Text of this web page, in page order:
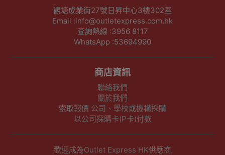
觀塘成業街27號日昇中心3樓302室
Email :info@outletexpress.com.hk
查詢熱線 :3956 8117
WhatsApp :53694990
商店資訊
聯絡我們
關於我們
索取報價 公司、學校或機構採購
以公司採購卡(P卡)付款
歡迎成為Outlet Express HK供應商